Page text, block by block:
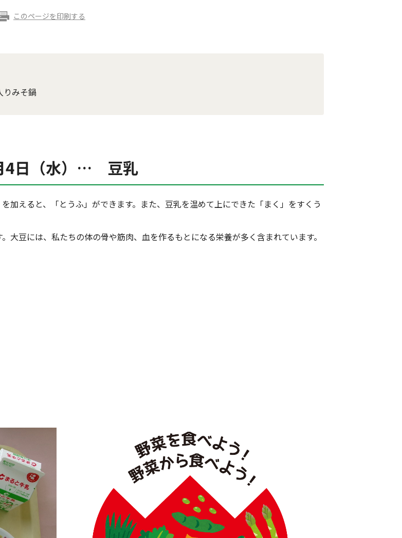
このページを印刷する
りみそ鍋
4日（水）… 豆乳
加えると、「とうふ」ができます。また、豆乳を温めて上にできた「まく」をすくう
大豆には、私たちの体の骨や筋肉、血を作るもとになる栄養が多く含まれています。